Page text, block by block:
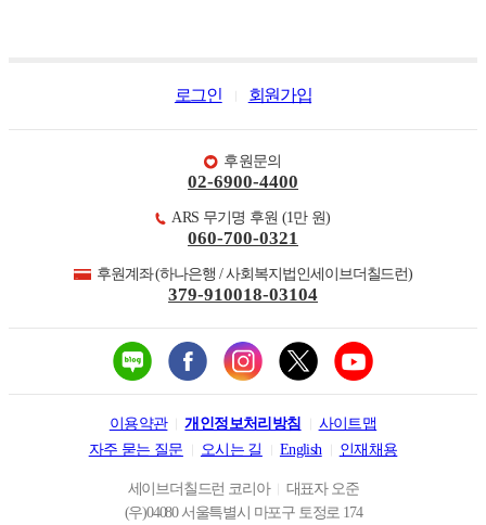
로그인 회원가입
후원문의
02-6900-4400
ARS 무기명 후원 (1만 원)
060-700-0321
후원계좌 (하나은행 / 사회복지법인세이브더칠드런)
379-910018-03104
이용약관 개인정보처리방침
사이트맵
자주 묻는 질문
오시는 길 English 인재채용
세이브더칠드런 코리아
대표자 오준
(우)04080 서울특별시 마포구 토정로 174